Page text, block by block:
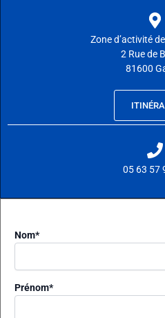
Nom*
Prénom*
e
d
i
n
Zone d’activité
2 Rue de
81600
05 63 57